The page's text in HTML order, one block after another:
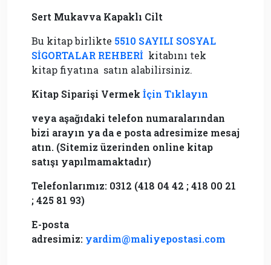
Sert Mukavva Kapaklı Cilt
Bu kitap birlikte 5510 SAYILI SOSYAL
SİGORTALAR REHBERİ kitabını tek
kitap fiyatına satın alabilirsiniz.
Kitap Siparişi Vermek İçin Tıklayın
veya aşağıdaki telefon numaralarından
bizi arayın ya da e posta adresimize mesaj
atın. (Sitemiz üzerinden online kitap
satışı yapılmamaktadır)
Telefonlarımız: 0312 (418 04 42 ; 418 00 21
; 425 81 93)
E-posta
adresimiz: yardim@maliyepostasi.com